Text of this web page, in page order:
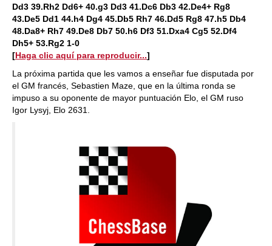
Dd3 39.Rh2 Dd6+ 40.g3 Dd3 41.Dc6 Db3 42.De4+ Rg8
43.De5 Dd1 44.h4 Dg4 45.Db5 Rh7 46.Dd5 Rg8 47.h5 Db4
48.Da8+ Rh7 49.De8 Db7 50.h6 Df3 51.Dxa4 Cg5 52.Df4
Dh5+ 53.Rg2 1-0
[Haga clic aquí para reproducir...]
La próxima partida que les vamos a enseñar fue disputada por
el GM francés, Sebastien Maze, que en la última ronda se
impuso a su oponente de mayor puntuación Elo, el GM ruso
Igor Lysyj, Elo 2631.